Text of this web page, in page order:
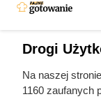
-80%, produkty
Drogi
Na naszej
1160 zaufanych